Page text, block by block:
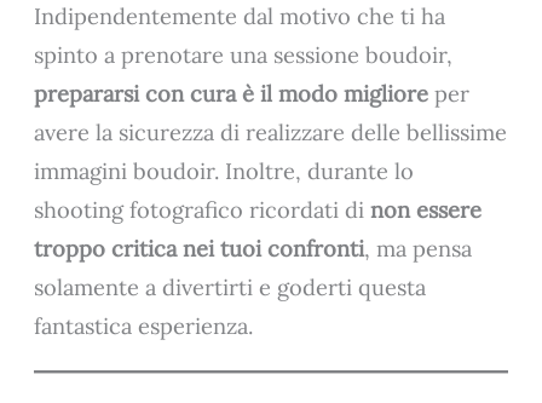
Indipendentemente dal motivo che ti ha
spinto a prenotare una sessione boudoir,
prepararsi con cura è il modo migliore per
avere la sicurezza di realizzare delle bellissime
immagini boudoir. Inoltre, durante lo
shooting fotografico ricordati dinon essere
troppo critica nei tuoi confronti, ma pensa
solamente a divertirti e goderti questa
fantastica esperienza.